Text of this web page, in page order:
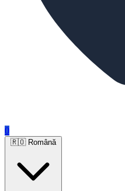
0
🇷🇴 Română